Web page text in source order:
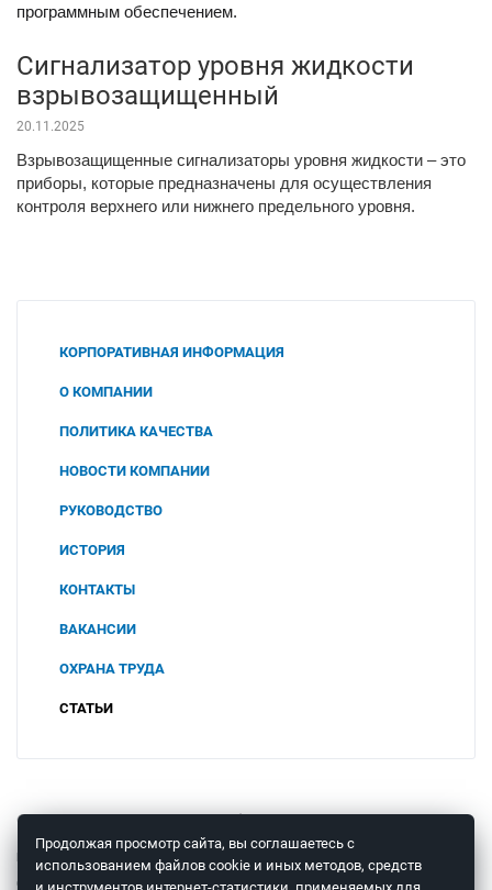
программным обеспечением.
Сигнализатор уровня жидкости
взрывозащищенный
20.11.2025
Взрывозащищенные сигнализаторы уровня жидкости – это
приборы, которые предназначены для осуществления
контроля верхнего или нижнего предельного уровня.
КОРПОРАТИВНАЯ ИНФОРМАЦИЯ
О КОМПАНИИ
ПОЛИТИКА КАЧЕСТВА
НОВОСТИ КОМПАНИИ
РУКОВОДСТВО
ИСТОРИЯ
КОНТАКТЫ
ВАКАНСИИ
ОХРАНА ТРУДА
2024
ПРОМЫШЛЕННОЙ БЕЗОПАСНОСТИ
СТАТЬИ
© 2008 – 2026 ООО «Теплоприбор-Сенсор»
КОНСУЛЬТАЦИЯ СПЕЦИАЛИСТА
ОТПРАВКА ОБОРУДОВАНИЯ В
Продолжая просмотр сайта, вы соглашаетесь с
использованием файлов cookie и иных методов, средств